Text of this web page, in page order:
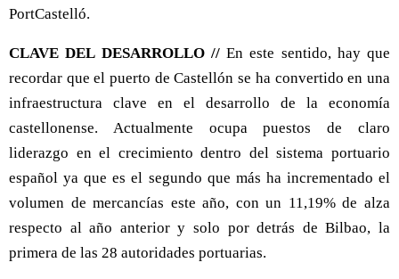
PortCastelló.
CLAVE DEL DESARROLLO //En este sentido, hay que
recordar que el puerto de Castellón se ha convertido en una
infraestructura clave en el desarrollo de la economía
castellonense. Actualmente ocupa puestos de claro
liderazgo en el crecimiento dentro del sistema portuario
español ya que es el segundo que más ha incrementado el
volumen de mercancías este año, con un 11,19% de alza
respecto al año anterior y solo por detrás de Bilbao, la
primera de las 28 autoridades portuarias.